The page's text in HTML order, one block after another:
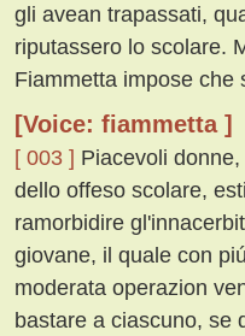
gli avean trapassati,
riputassero lo scolare.
Fiammetta impose che
[Voice: fiammetta ]
[ 003 ] Piacevoli
dello offeso scolare,
ramorbidire
giovane, il quale con
moderata operazion
bastare a ciascuno, se